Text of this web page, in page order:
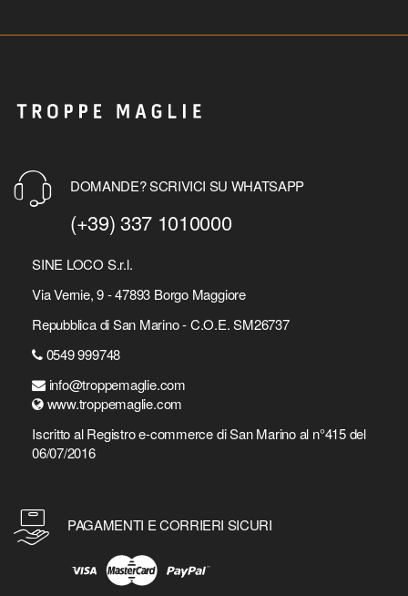
DOMANDE? SCRIVICI SU WHATSAPP
(+39) 337 1010000
SINE LOCO S.r.l.
Via Vernie, 9 - 47893 Borgo Maggiore
Repubblica di San Marino - C.O.E. SM26737
0549 999748
info@troppemaglie.com
www.troppemaglie.com
Iscritto al Registro e-commerce di San Marino al n°415 del
06/07/2016
PAGAMENTI E CORRIERI SICURI